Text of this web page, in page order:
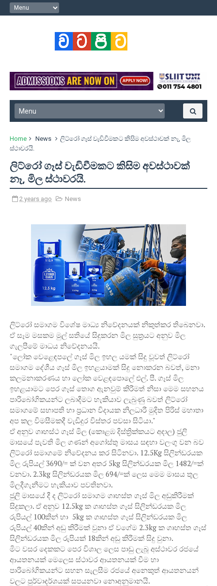
Home News
ලිට්රෝ ගෑස් වැඩිවීමකට කිසිම අවස්ථාවක් නෑ, මිල
ස්ථාවරයි.
ලිට්රෝ ගෑස් වැඩිවීමකට කිසිම අවස්ථාවක්
නෑ, මිල ස්ථාවරයි.
2 years ago News
ලිට්රෝ සමාගම විශේෂ මාධ්‍ය නිවේදනයක් නිකුත්කර තිබෙනවා.
ඒ සෑම මසකම මුල් සතියේ සිදුකරන මිල සුත්‍රයට අනුව මිල
ගැලපීමේ මාධය නිවේදනයයි.
"ලෝක වෙළෙඳපලේ ගෑස් මිල ඉහල යමක් සිදු වූවත් ලිට්රෝ
සමාගම දේශීය ගෑස් මිල ඉහළයාමක් සිදු නොකරන බවත්, මනා
කලමනාකරණය හා ලෝක වෙළඳපොලේ එල්. පී. ගෑස් මිල
ඉහළයාමට පෙර ගෑස් තොග ඇනවුම් කිරීමත් නිසා මෙම සහනය
පාරිබෝගිකයන්ට ලබාදීමට හැකියාව ලැබුණු බවත් ලිට්රෝ
සමාගමේ සභාපති හා ප්‍රධාන විදායක නිලධාරී මුදිත පිරිස් මහාතා
අප කල විමසීමකදී වැඩිදුර විස්තර පවසා සිටියා."
ඒ අනුව ගෘහස්ථ ගෑස් මිල (කොළඹ දිස්ත්‍රික්කයට අදාල) ජුලි
මාසයේ පැවති මිල ගණන් අගෝස්තු මාසය සඳහා වලංගු වන බව
ලිට්රෝ සමාගමේ නිවේදනය කර සිටිනවා. 12.5Kg සිලින්ඩරයක
මිල රුපියල් 3690/= ක් වන අතර 5kg සිලින්ඩරයක මිල 1482/=ක්
වනවා. 2.3kg සිලින්ඩරයක මිල 694/=ක් ලෙස මෙම මාසය තුල
මිලදීගැනීමට හැකියාව පවතිනවා.
ජුලි මාසයේ දී ද ලිට්රෝ සමාගම ගෘහස්ත ගෑස් මිල අඩුකිරීමක්
සිදුකලා. ඒ අනුව 12.5kg ක ගෘහස්ත ගෑස් සිලින්ඩරයක මිල
රුපියල් 100කින් හා 5kg ක ගෘහස්ත ගෑස් සිලින්ඩරයක මිල
රුපියල් 40කින් අඩු කිරීමක් වුනා ඒ වගේම 2.3kg ක ගෘහස්ත ගෑස්
සිලින්ඩරයක මිල රුපියක් 18කින් අඩු කිරීමක් සිදු වුනා.
මිට වසර දෙකකට පෙර විශාල ලෙස පාඩු ලැබූ අස්ථාවර රජයේ
ආයතනයක් මෙලෙස ස්ථාවර ආයතනයක් වීම හා
පාරිබෝගිකයන්ට සහන සැලසීම රජයේ අනෙකුත් ආයතනයන්
වලට පුර්වාදර්ශයක් සපයනවා නොඅනුමානයි.